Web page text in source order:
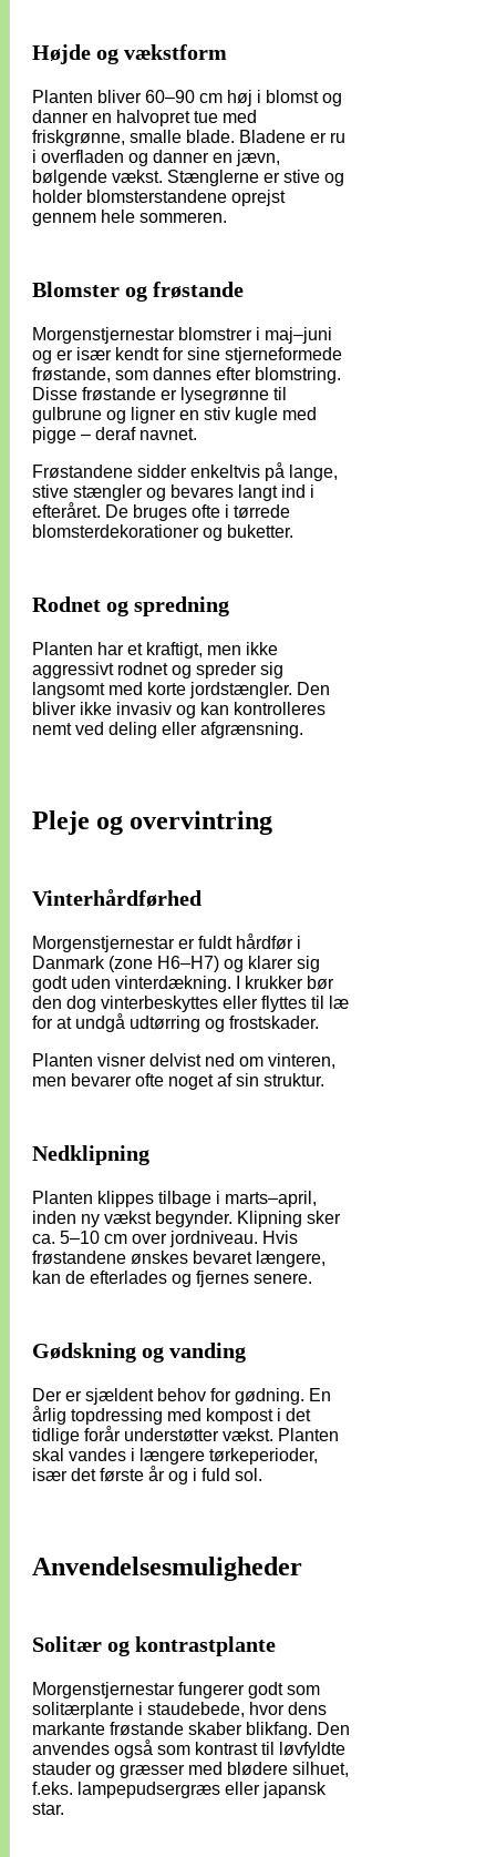
Højde og vækstform
Planten bliver 60–90 cm høj i blomst og
danner en halvopret tue med
friskgrønne, smalle blade. Bladene er ru
i overfladen og danner en jævn,
bølgende vækst. Stænglerne er stive og
holder blomsterstandene oprejst
gennem hele sommeren.
Blomster og frøstande
Morgenstjernestar blomstrer i maj–juni
og er især kendt for sine stjerneformede
frøstande, som dannes efter blomstring.
Disse frøstande er lysegrønne til
gulbrune og ligner en stiv kugle med
pigge – deraf navnet.
Frøstandene sidder enkeltvis på lange,
stive stængler og bevares langt ind i
efteråret. De bruges ofte i tørrede
blomsterdekorationer og buketter.
Rodnet og spredning
Planten har et kraftigt, men ikke
aggressivt rodnet og spreder sig
langsomt med korte jordstængler. Den
bliver ikke invasiv og kan kontrolleres
nemt ved deling eller afgrænsning.
Pleje og overvintring
Vinterhårdførhed
Morgenstjernestar er fuldt hårdfør i
Danmark (zone H6–H7) og klarer sig
godt uden vinterdækning. I krukker bør
den dog vinterbeskyttes eller flyttes til læ
for at undgå udtørring og frostskader.
Planten visner delvist ned om vinteren,
men bevarer ofte noget af sin struktur.
Nedklipning
Planten klippes tilbage i marts–april,
inden ny vækst begynder. Klipning sker
ca. 5–10 cm over jordniveau. Hvis
frøstandene ønskes bevaret længere,
kan de efterlades og fjernes senere.
Gødskning og vanding
Der er sjældent behov for gødning. En
årlig topdressing med kompost i det
tidlige forår understøtter vækst. Planten
skal vandes i længere tørkeperioder,
især det første år og i fuld sol.
Anvendelsesmuligheder
Solitær og kontrastplante
Morgenstjernestar fungerer godt som
solitærplante i staudebede, hvor dens
markante frøstande skaber blikfang. Den
anvendes også som kontrast til løvfyldte
stauder og græsser med blødere silhuet,
f.eks. lampepudsergræs eller japansk
star.